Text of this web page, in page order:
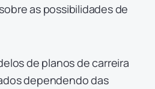
de planos de carreira
dependendo das